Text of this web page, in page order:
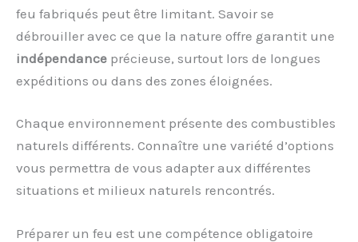
feu fabriqués peut être limitant. Savoir se
débrouiller avec ce que la nature offre garantit une
indépendance précieuse, surtout lors de longues
expéditions ou dans des zones éloignées.
Chaque environnement présente des combustibles
naturels différents. Connaître une variété d’options
vous permettra de vous adapter aux différentes
situations et milieux naturels rencontrés.
Préparer un feu est une compétence obligatoire